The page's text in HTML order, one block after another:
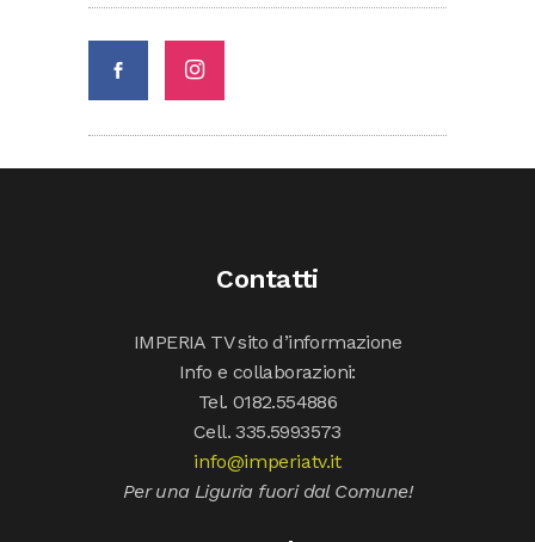
Contatti
IMPERIA TV sito d’informazione
Info e collaborazioni:
Tel. 0182.554886
Cell. 335.5993573
info@imperiatv.it
Per una Liguria fuori dal Comune!